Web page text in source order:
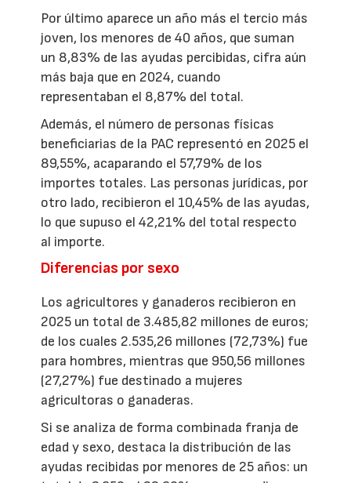
Por último aparece un año más el tercio más
joven, los menores de 40 años, que suman
un 8,83% de las ayudas percibidas, cifra aún
más baja que en 2024, cuando
representaban el 8,87% del total.
Además, el número de personas físicas
beneficiarias de la PAC representó en 2025 el
89,55%, acaparando el 57,79% de los
importes totales. Las personas jurídicas, por
otro lado, recibieron el 10,45% de las ayudas,
lo que supuso el 42,21% del total respecto
al importe.
Diferencias por sexo
Los agricultores y ganaderos recibieron en
2025 un total de 3.485,82 millones de euros;
de los cuales 2.535,26 millones (72,73%) fue
para hombres, mientras que 950,56 millones
(27,27%) fue destinado a mujeres
agricultoras o ganaderas.
Si se analiza de forma combinada franja de
edad y sexo, destaca la distribución de las
ayudas recibidas por menores de 25 años: un